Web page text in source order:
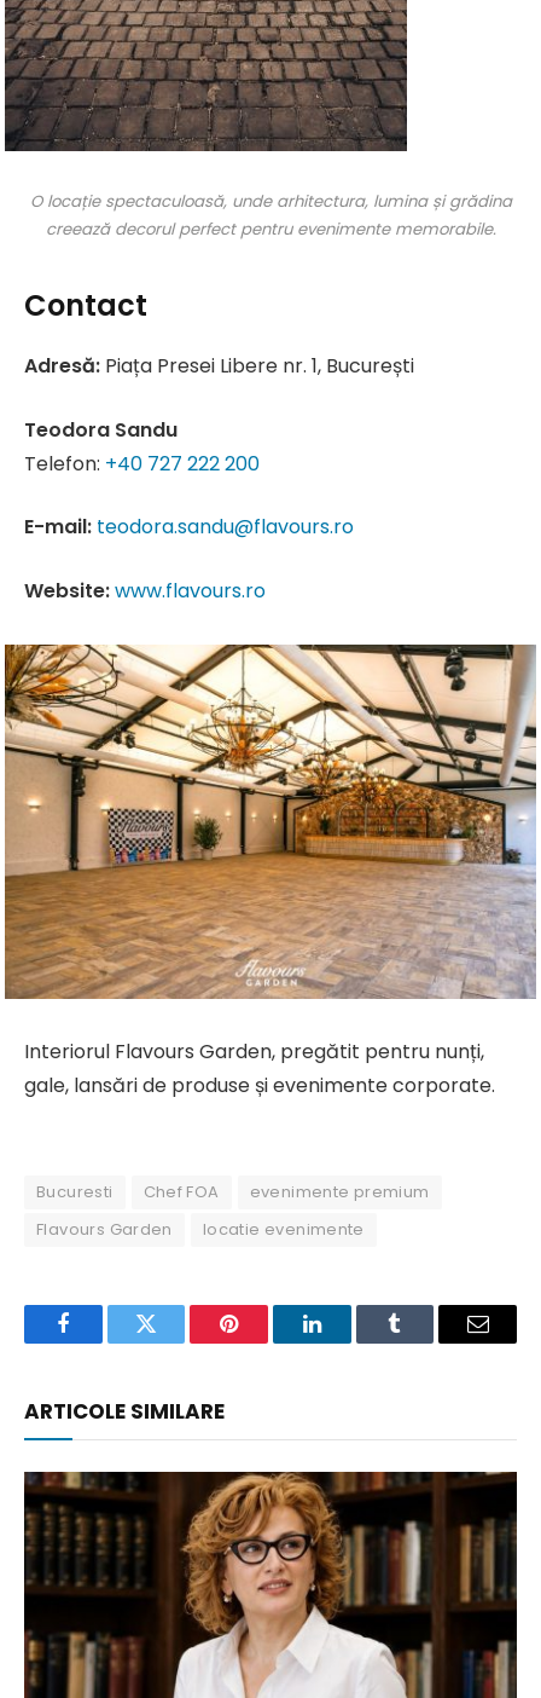
O locație spectaculoasă, unde arhitectura, lumina și grădina
creează decorul perfect pentru evenimente memorabile.
Contact
Adresă: Piața Presei Libere nr. 1, București
Teodora Sandu
Telefon: +40 727 222 200
E-mail: teodora.sandu@flavours.ro
Website:www.flavours.ro
Interiorul Flavours Garden, pregătit pentru nunți,
gale, lansări de produse și evenimente corporate.
Bucuresti Chef FOA
evenimente premium
Flavours Garden
locatie evenimente
FacebookTwitter Pinterest LinkedInTumblr Email
ARTICOLE SIMILARE